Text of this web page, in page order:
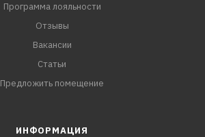
Программа лояльности
Отзывы
Вакансии
Статьи
Предложить помещение
ИНФОРМАЦИЯ